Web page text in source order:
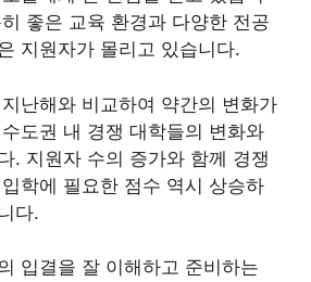
좋은 교육 환경과 다양한 전공
지원자가 몰리고 있습니다.
난해와 비교하여 약간의 변화가
도권 내 경쟁 대학들의 변화와
. 지원자 수의 증가와 함께 경쟁
학에 필요한 점수 역시 상승하
다.
입결을 잘 이해하고 준비하는